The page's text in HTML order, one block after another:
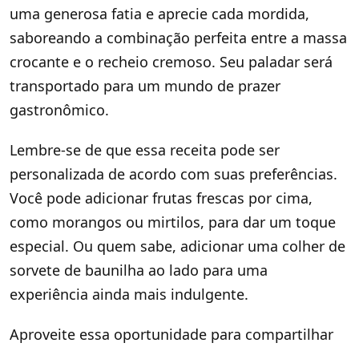
uma generosa fatia e aprecie cada mordida,
saboreando a combinação perfeita entre a massa
crocante e o recheio cremoso. Seu paladar será
transportado para um mundo de prazer
gastronômico.
Lembre-se de que essa receita pode ser
personalizada de acordo com suas preferências.
Você pode adicionar frutas frescas por cima,
como morangos ou mirtilos, para dar um toque
especial. Ou quem sabe, adicionar uma colher de
sorvete de baunilha ao lado para uma
experiência ainda mais indulgente.
Aproveite essa oportunidade para compartilhar